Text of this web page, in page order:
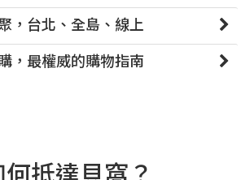
，台北、全島、線上
，最權威的購物指南